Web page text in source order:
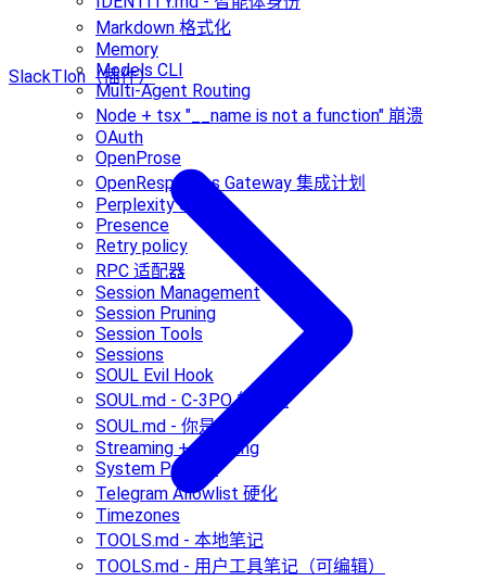
Markdown 格式化
Memory
Models CLI
Multi-Agent Routing
Node + tsx "__name is not a function" 崩溃
OAuth
OpenProse
OpenResponses Gateway 集成计划
Perplexity Sonar
Presence
Retry policy
RPC 适配器
Session Management
Session Pruning
Session Tools
Sessions
SOUL Evil Hook
SOUL.md - C-3PO 的灵魂
SOUL.md - 你是谁
Streaming + chunking
System Prompt
Telegram Allowlist 硬化
Timezones
TOOLS.md - 本地笔记
TOOLS.md - 用户工具笔记（可编辑）
SlackTlon（插件）